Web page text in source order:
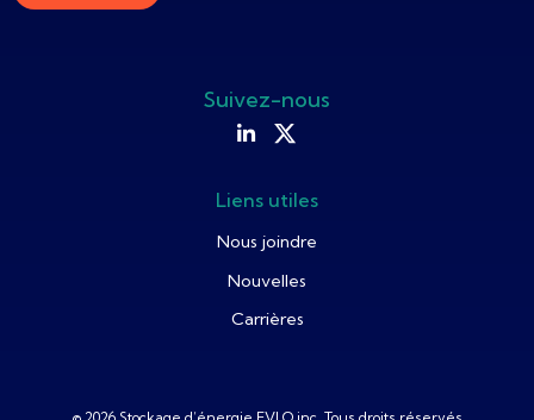
Suivez-nous
Liens utiles
Nous joindre
Nouvelles
Carrières